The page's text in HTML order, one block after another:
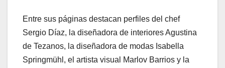
Entre sus páginas destacan perfiles del chef
Sergio Díaz, la diseñadora de interiores Agustina
de Tezanos, la diseñadora de modas Isabella
Springmühl, el artista visual Marlov Barrios y la